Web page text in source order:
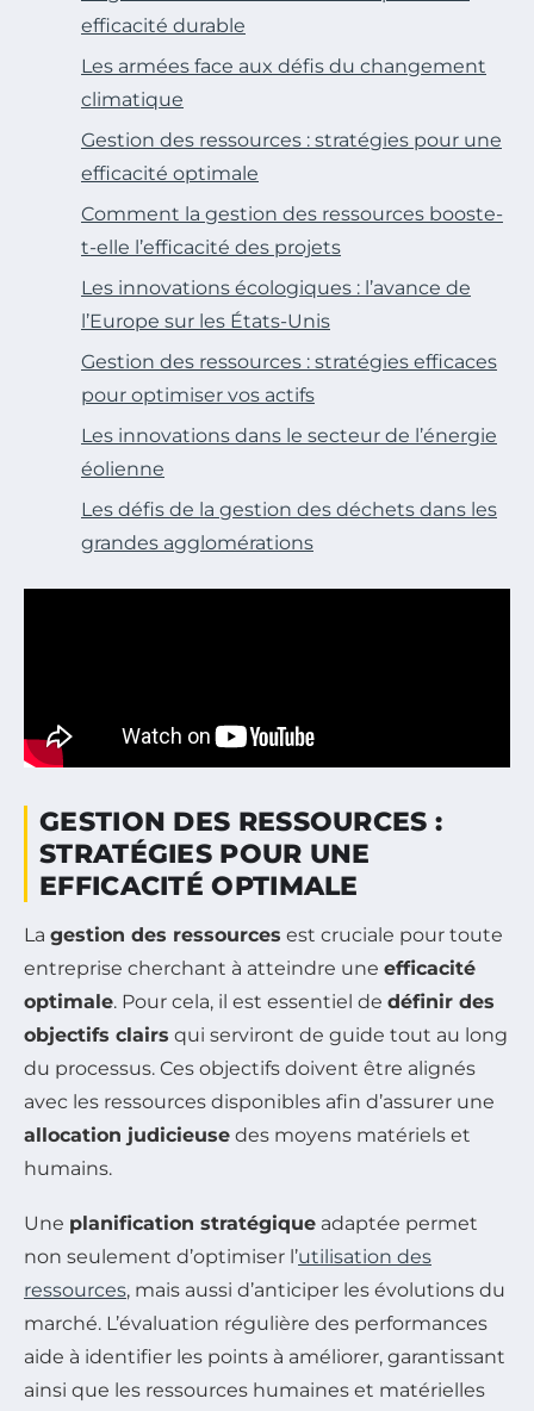
efficacité durable
Les armées face aux défis du changement
climatique
Gestion des ressources : stratégies pour une
efficacité optimale
Comment la gestion des ressources booste-
t-elle l’efficacité des projets
Les innovations écologiques : l’avance de
l’Europe sur les États-Unis
Gestion des ressources : stratégies efficaces
pour optimiser vos actifs
Les innovations dans le secteur de l’énergie
éolienne
Les défis de la gestion des déchets dans les
grandes agglomérations
GESTION DES RESSOURCES :
STRATÉGIES POUR UNE
EFFICACITÉ OPTIMALE
La gestion des ressources est cruciale pour toute
entreprise cherchant à atteindre une efficacité
optimale. Pour cela, il est essentiel de définir des
objectifs clairs qui serviront de guide tout au long
du processus. Ces objectifs doivent être alignés
avec les ressources disponibles afin d’assurer une
allocation judicieuse des moyens matériels et
humains.
Une planification stratégique adaptée permet
non seulement d’optimiser l’utilisation des
ressources, mais aussi d’anticiper les évolutions du
marché. L’évaluation régulière des performances
aide à identifier les points à améliorer, garantissant
ainsi que les ressources humaines et matérielles